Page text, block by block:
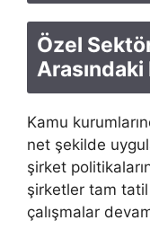
Özel
Arasındaki
Kamu
net şekilde
şirket
şirketler tam
çalışmalar